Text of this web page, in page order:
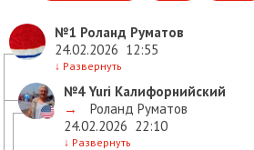
№1 Роланд Руматов
24.02.2026 12:55
↓ Развернуть
№4Yuri Калифорнийский
→
Роланд Руматов
24.02.2026 22:10
↓ Развернуть